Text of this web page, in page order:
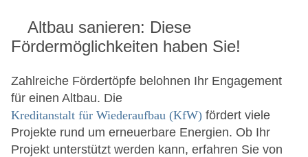
Altbau sanieren: Diese
Fördermöglichkeiten haben Sie!
Zahlreiche Fördertöpfe belohnen Ihr Engagement
für einen Altbau. Die
Kreditanstalt für Wiederaufbau (KfW) fördert viele
Projekte rund um erneuerbare Energien. Ob Ihr
Projekt unterstützt werden kann, erfahren Sie von